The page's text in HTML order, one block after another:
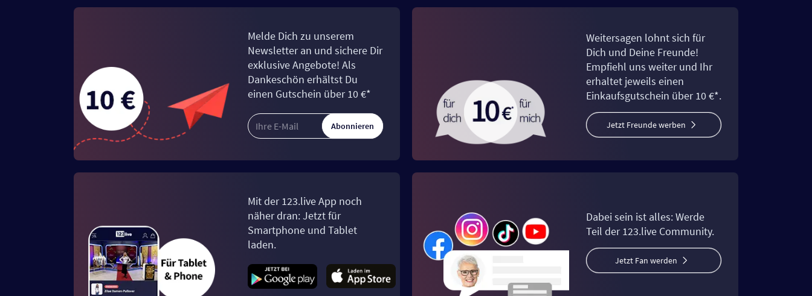
Melde Dich zu unserem
Newsletter an und sichere Dir
exklusive Angebote! Als
Dankeschön erhältst Du
einen Gutschein über 10 €*
Abonnieren
Weitersagen lohnt sich für
Dich und Deine Freunde!
Empfiehl uns weiter und Ihr
erhaltet jeweils einen
Einkaufsgutschein über 10 €*.
Jetzt Freunde werben
Mit der 123.live App noch
näher dran: Jetzt für
Smartphone und Tablet
laden.
Dabei sein ist alles: Werde
Teil der 123.live Community.
Jetzt Fan werden